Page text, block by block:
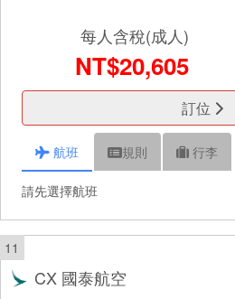
每人含稅(成人)
NT$20,605
訂位
航班 規則 行李
請先選擇航班
11
CX 國泰航空